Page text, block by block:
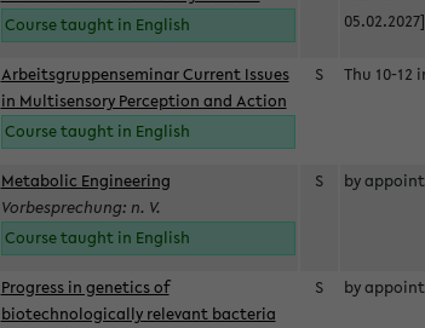
Course taught in English
05.02.2027]
Arbeitsgruppenseminar Current Issues
in Multisensory Perception and Action
Course taught in English
S Thu 10-12
Metabolic Engineering
Vorbesprechung: n. V.
Course taught in English
S by
Progress in genetics of
biotechnologically relevant bacteria
S by